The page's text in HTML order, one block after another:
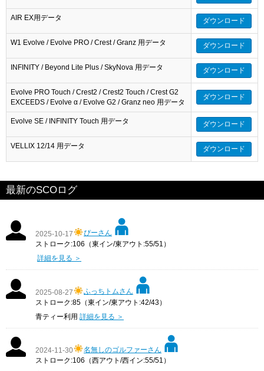
AIR EX用データ ダウンロード
W1 Evolve / Evolve PRO / Crest / Granz 用データ ダウンロード
INFINITY / Beyond Lite Plus / SkyNova 用データ ダウンロード
Evolve PRO Touch / Crest2 / Crest2 Touch / Crest G2
EXCEEDS / Evolve α / Evolve G2 / Granz neo 用データ
ダウンロード
Evolve SE / INFINITY Touch 用データ ダウンロード
VELLIX 12/14 用データ ダウンロード
最新のSCOログ
2025-10-17
ぴーさん
ストローク:106（東イン/東アウト:55/51）
詳細を見る ＞
2025-08-27
ふっちトムさん
ストローク:85（東イン/東アウト:42/43）
青ティー利用 詳細を見る ＞
2024-11-30
名無しのゴルファーさん
ストローク:106（西アウト/西イン:55/51）